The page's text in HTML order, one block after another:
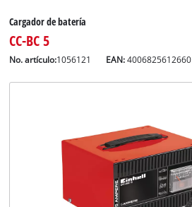
Cargador de batería
CC-BC 5
No. artículo:1056121 EAN:4006825612660